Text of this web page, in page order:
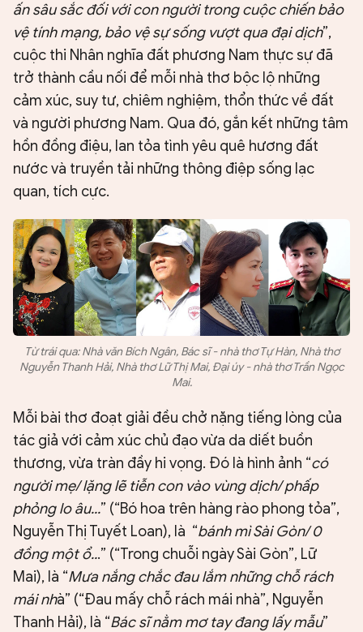
ấn sâu sắc đối với con người trong cuộc chiến bảo
vệ tính mạng, bảo vệ sự sống vượt qua đại dịch”,
cuộc thi Nhân nghĩa đất phương Nam thực sự đã
trở thành cầu nối để mỗi nhà thơ bộc lộ những
cảm xúc, suy tư, chiêm nghiệm, thổn thức về đất
và người phương Nam. Qua đó, gắn kết những tâm
hồn đồng điệu, lan tỏa tình yêu quê hương đất
nước và truyền tải những thông điệp sống lạc
quan, tích cực.
Từ trái qua: Nhà văn Bích Ngân, Bác sĩ - nhà thơ Tự Hàn, Nhà thơ
Nguyễn Thanh Hải, Nhà thơ Lữ Thị Mai, Đại úy - nhà thơ Trần Ngọc
Mai​​​​​.
Mỗi bài thơ đoạt giải đều chở nặng tiếng lòng của
tác giả với cảm xúc chủ đạo vừa da diết buồn
thương, vừa tràn đầy hi vọng. Đó là hình ảnh “có
người mẹ/ lặng lẽ tiễn con vào vùng dịch/ phấp
phỏng lo âu...” (“Bó hoa trên hàng rào phong tỏa”,
Nguyễn Thị Tuyết Loan), là “bánh mì Sài Gòn/ 0
đồng một ổ...” (“Trong chuỗi ngày Sài Gòn”, Lữ
Mai), là “Mưa nắng chắc đau lắm những chỗ rách
mái nhà” (“Đau mấy chỗ rách mái nhà”, Nguyễn
Thanh Hải), là “Bác sĩ nằm mơ tay đang lấy mẫu”